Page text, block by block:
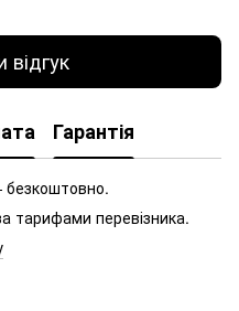
Гарантія
безкоштовно.
тарифами перевізника.